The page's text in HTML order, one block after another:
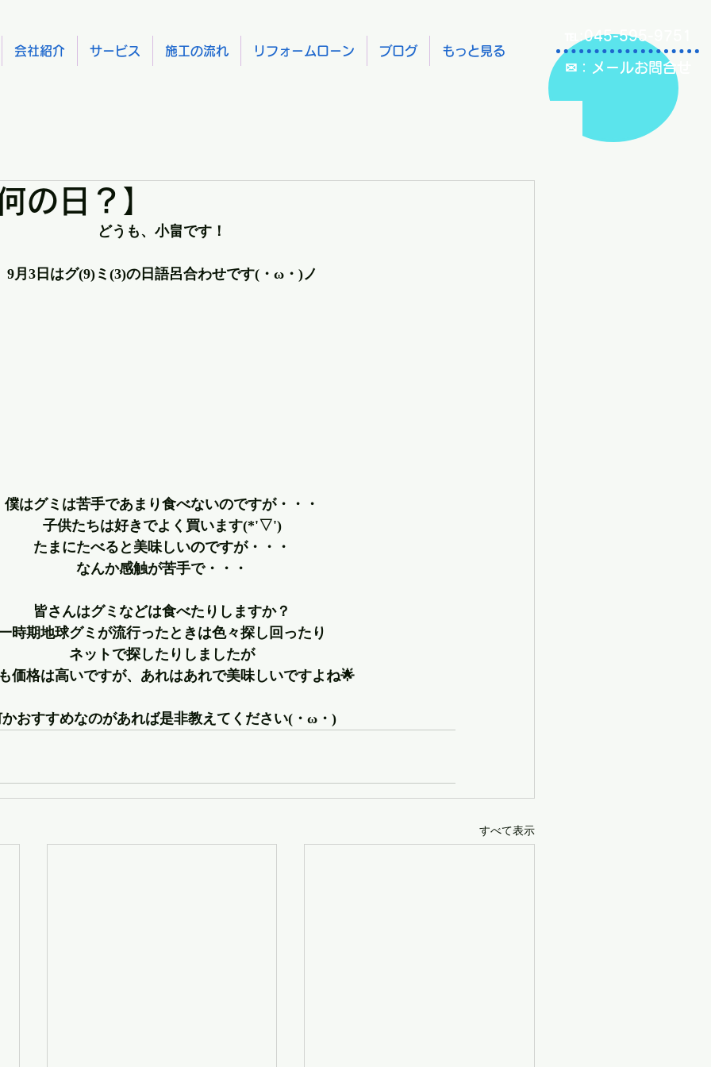
会社紹介 サービス 施工の流れ リフォームローン ブログ もっと見る
℡:045-595-9751
✉：メールお問合せ
の日？】
どうも、小畠です！
9月3日はグ(9)ミ(3)の日語呂合わせです(・ω・)ノ
僕はグミは苦手であまり食べないのですが・・・
子供たちは好きでよく買います(*'▽')
たまにたべると美味しいのですが・・・
なんか感触が苦手で・・・
皆さんはグミなどは食べたりしますか？
時期地球グミが流行ったときは色々探し回ったり
ネットで探したりしましたが
価格は高いですが、あれはあれで美味しいですよね🌟
おすすめなのがあれば是非教えてください(・ω・)
すべて表示